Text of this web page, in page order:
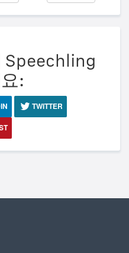
Speechling
:
TWITTER